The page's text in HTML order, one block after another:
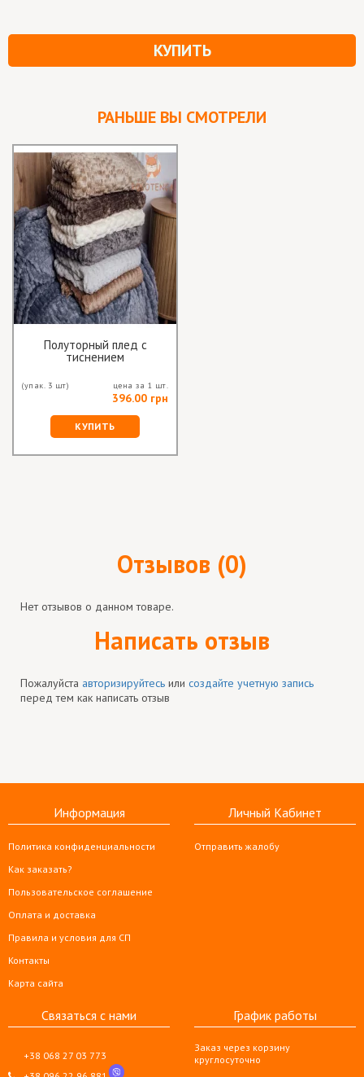
КУПИТЬ
РАНЬШЕ ВЫ СМОТРЕЛИ
Полуторный плед с
тиснением
(упак. 3 шт) цена за 1 шт.
396.00 грн
КУПИТЬ
Отзывов (0)
Нет отзывов о данном товаре.
Написать отзыв
Пожалуйста авторизируйтесь или создайте учетную запись
перед тем как написать отзыв
Информация
Политика конфиденциальности
Как заказать?
Пользовательское соглашение
Оплата и доставка
Правила и условия для СП
Контакты
Карта сайта
Личный Кабинет
Отправить жалобу
Связаться с нами
+38 068 27 03 773
График работы
Заказ через корзину
круглосуточно